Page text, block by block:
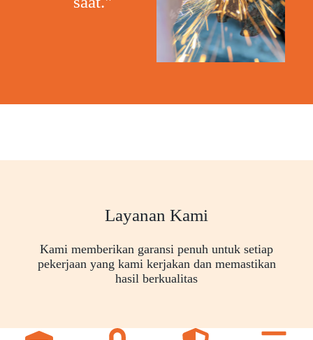
Layanan Kami
Kami memberikan garansi penuh untuk setiap
pekerjaan yang kami kerjakan dan memastikan
hasil berkualitas